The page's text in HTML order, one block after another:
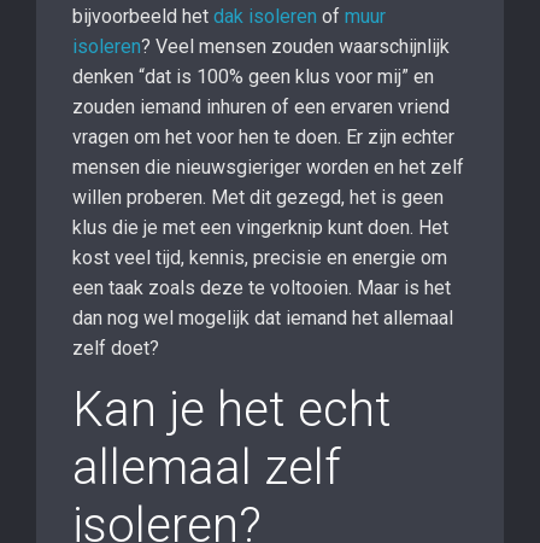
bijvoorbeeld het dak isoleren of muur
isoleren? Veel mensen zouden waarschijnlijk
denken “dat is 100% geen klus voor mij” en
zouden iemand inhuren of een ervaren vriend
vragen om het voor hen te doen. Er zijn echter
mensen die nieuwsgieriger worden en het zelf
willen proberen. Met dit gezegd, het is geen
klus die je met een vingerknip kunt doen. Het
kost veel tijd, kennis, precisie en energie om
een ​​taak zoals deze te voltooien. Maar is het
dan nog wel mogelijk dat iemand het allemaal
zelf doet?
Kan je het echt
allemaal zelf
isoleren?